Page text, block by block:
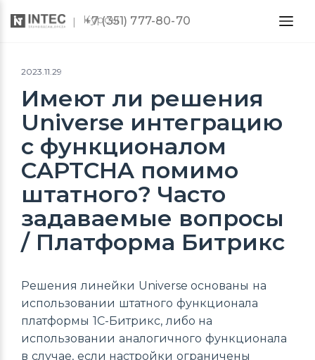
Курсы
+7 (351) 777-80-70
2023.11.29
Имеют ли решения
Universe интеграцию
с функционалом
CAPTCHA помимо
штатного? Часто
задаваемые вопросы
/ Платформа Битрикс
Решения линейки Universe основаны на
использовании штатного функционала
платформы 1С-Битрикс, либо на
использовании аналогичного функционала
в случае, если настройки ограничены